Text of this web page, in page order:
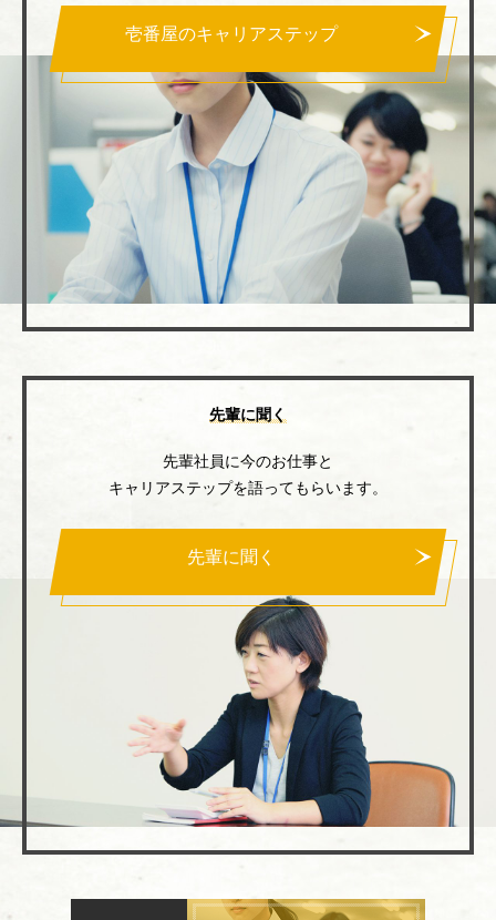
壱番屋のキャリアステップ
先輩に聞く
先輩社員に今のお仕事と
キャリアステップを語ってもらいます。
先輩に聞く